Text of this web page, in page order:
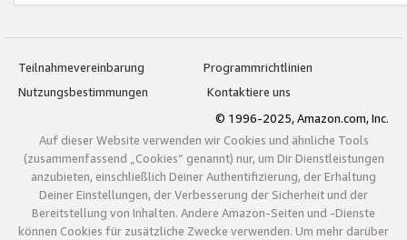
Teilnahmevereinbarung
Programmrichtlinien
Nutzungsbestimmungen
Kontaktiere uns
© 1996-2025, Amazon.com, Inc.
Auf dieser Website verwenden wir Cookies und ähnliche Tools
(zusammenfassend „Cookies“ genannt) nur, um Dir Dienstleistungen
anzubieten, einschließlich Deiner Authentifizierung, der Erhaltung
Deiner Einstellungen, der Verbesserung der Sicherheit und der
Bereitstellung von Inhalten. Andere Amazon-Seiten und -Dienste
können Cookies für zusätzliche Zwecke verwenden. Um mehr darüber